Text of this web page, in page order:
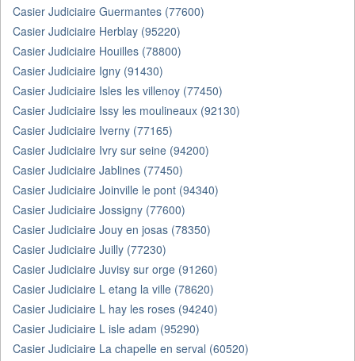
Casier Judiciaire Guermantes (77600)
Casier Judiciaire Herblay (95220)
Casier Judiciaire Houilles (78800)
Casier Judiciaire Igny (91430)
Casier Judiciaire Isles les villenoy (77450)
Casier Judiciaire Issy les moulineaux (92130)
Casier Judiciaire Iverny (77165)
Casier Judiciaire Ivry sur seine (94200)
Casier Judiciaire Jablines (77450)
Casier Judiciaire Joinville le pont (94340)
Casier Judiciaire Jossigny (77600)
Casier Judiciaire Jouy en josas (78350)
Casier Judiciaire Juilly (77230)
Casier Judiciaire Juvisy sur orge (91260)
Casier Judiciaire L etang la ville (78620)
Casier Judiciaire L hay les roses (94240)
Casier Judiciaire L isle adam (95290)
Casier Judiciaire La chapelle en serval (60520)